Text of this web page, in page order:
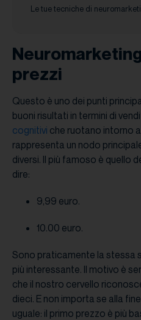
Le tue tecniche di
prezzi
Questo è uno dei punti
buoni risultati in termini di
cognitivi che ruotano intorno
rappresenta un nodo
diversi. Il più famoso è quello
dire:
9,99 euro.
10.00 euro.
Sono praticamente la stessa
più interessante. Il motivo è
che il nostro cervello
dieci. E non importa se alla
uguale: il primo prezzo è più